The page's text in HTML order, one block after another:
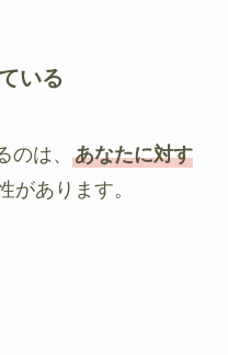
いる
は、
あなたに対す
があります。